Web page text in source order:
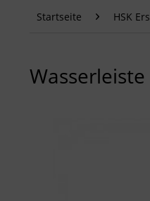
Startseite HSK